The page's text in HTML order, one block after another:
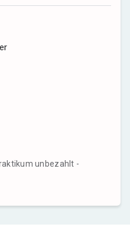
unbezahlt -